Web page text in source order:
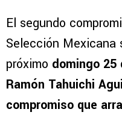
El segundo
Selección Mexicana
próximo domingo 25
Ramón Tahuichi
compromiso que